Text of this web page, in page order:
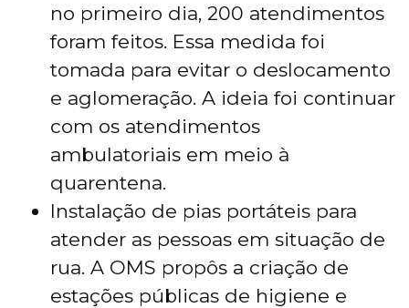
no primeiro dia, 200 atendimentos
foram feitos. Essa medida foi
tomada para evitar o deslocamento
e aglomeração. A ideia foi continuar
com os atendimentos
ambulatoriais em meio à
quarentena.
Instalação de pias portáteis para
atender as pessoas em situação de
rua. A OMS propôs a criação de
estações públicas de higiene e